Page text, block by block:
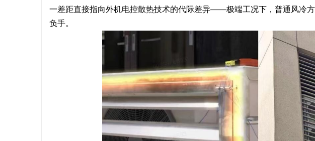
一差距直接指向外机电控散热技术的代际差异——极端工况下，普通风冷
负手。